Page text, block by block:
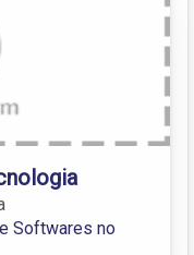
Softwares no